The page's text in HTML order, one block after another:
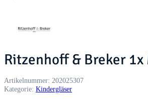
Ritzenhoff & Breker
Artikelnummer: 202025307
Kategorie: Kindergläser